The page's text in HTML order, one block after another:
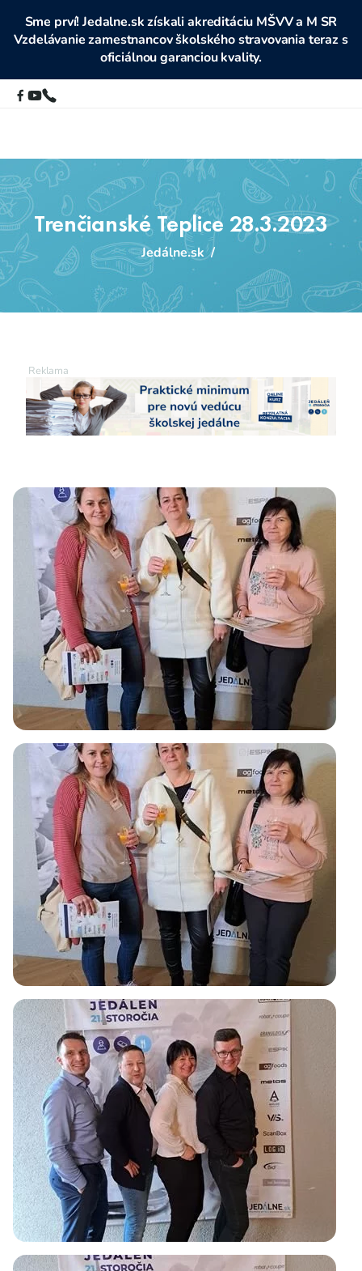
Sme prví! Jedalne.sk získali akreditáciu MŠVV a M SR
Vzdelávanie zamestnancov školského stravovania teraz s
oficiálnou garanciou kvality.
Trenčianské Teplice 28.3.2023
Jedálne.sk /